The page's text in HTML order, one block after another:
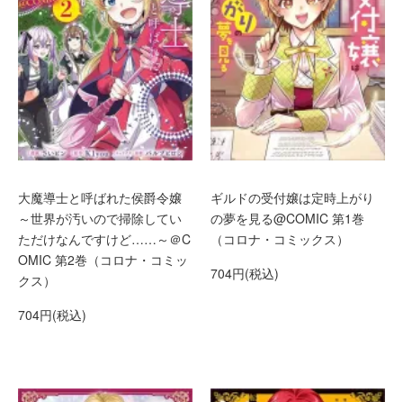
大魔導士と呼ばれた侯爵令嬢
～世界が汚いので掃除してい
ただけなんですけど……～＠C
OMIC 第2巻（コロナ・コミッ
クス）
704円(税込)
ギルドの受付嬢は定時上がり
の夢を見る@COMIC 第1巻
（コロナ・コミックス）
704円(税込)